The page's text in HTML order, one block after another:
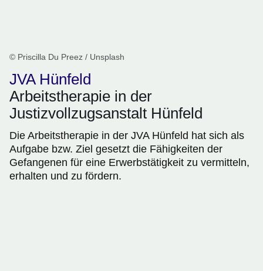
© Priscilla Du Preez / Unsplash
JVA Hünfeld
Arbeitstherapie in der
Justizvollzugsanstalt Hünfeld
Die Arbeitstherapie in der JVA Hünfeld hat sich als
Aufgabe bzw. Ziel gesetzt die Fähigkeiten der
Gefangenen für eine Erwerbstätigkeit zu vermitteln,
erhalten und zu fördern.